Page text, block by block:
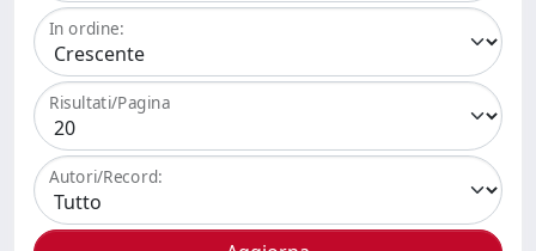
In ordine:
Risultati/Pagina
Autori/Record: